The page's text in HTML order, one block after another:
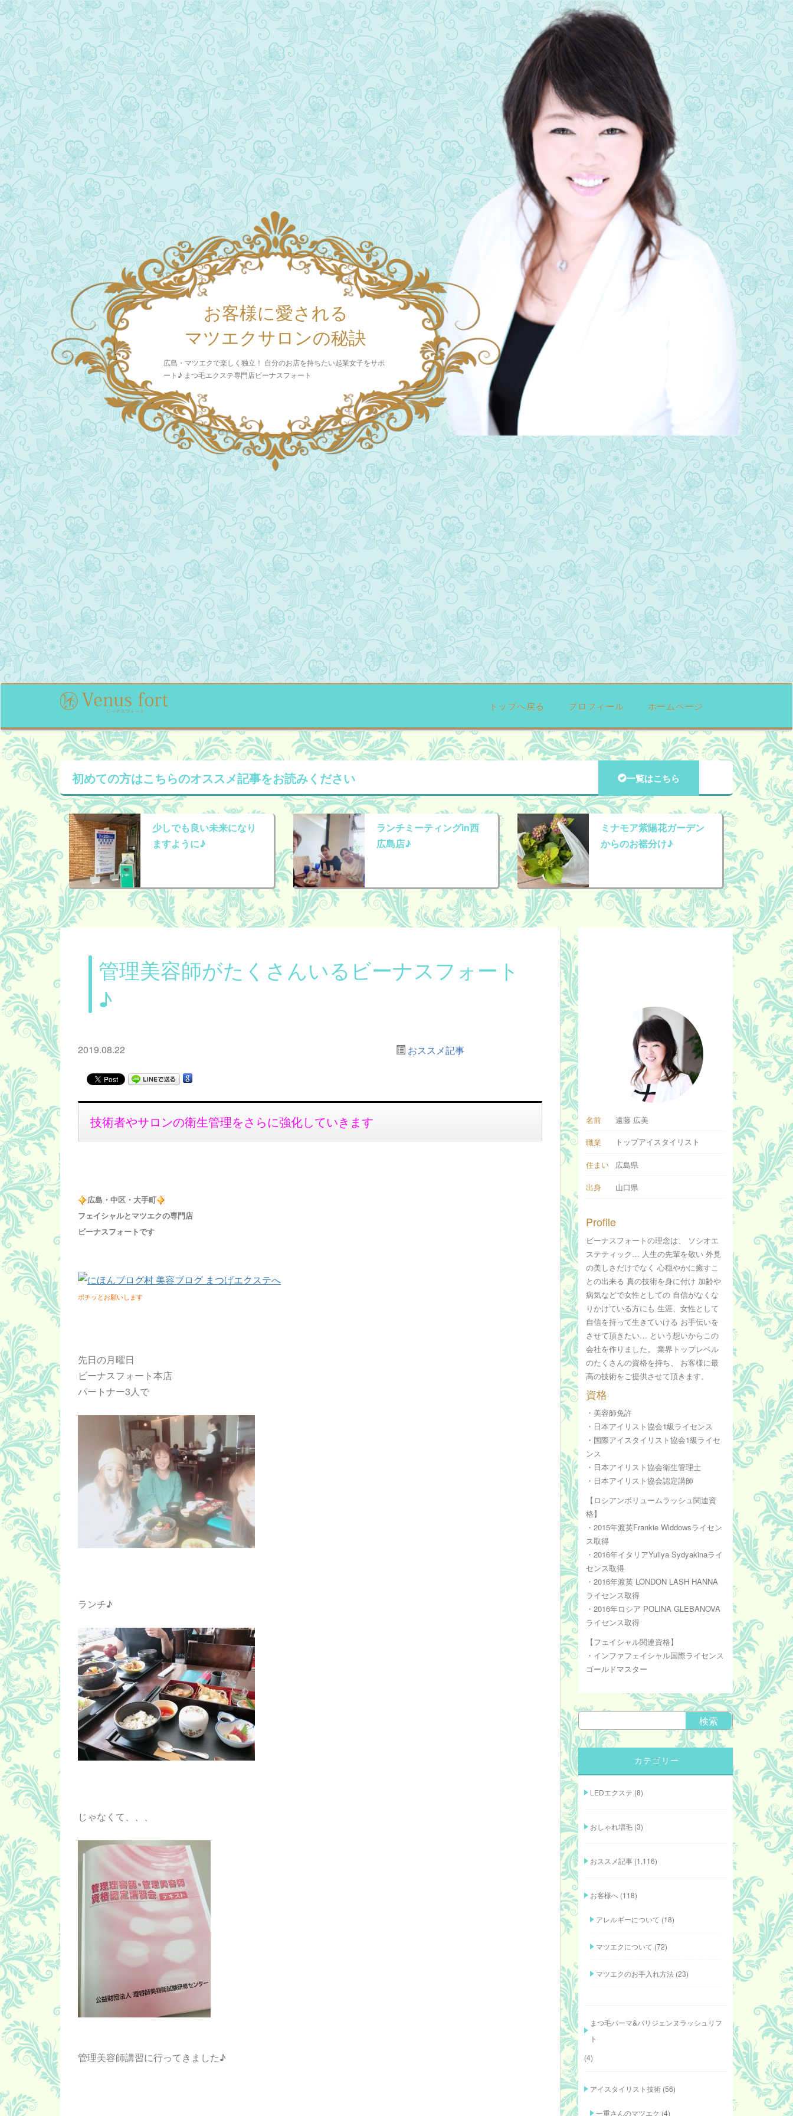
お客様に愛される
マツエクサロンの秘訣
広島・マツエクで楽しく独立！ 自分のお店を持ちたい起業女子をサポ
ート♪ まつ毛エクステ専門店ビーナスフォート
トップへ戻る プロフィール ホームページ
初めての方はこちらのオススメ記事をお読みください 一覧はこちら
少しでも良い未来になり
ますように♪
ランチミーティングin西
広島店♪
ミナモア紫陽花ガーデン
からのお裾分け♪
管理美容師がたくさんいるビーナスフォート
♪
2019.08.22 おススメ記事
技術者やサロンの衛生管理をさらに強化していきます
広島・中区・大手町
フェイシャルとマツエクの専門店
ビーナスフォートです
ポチッとお願いします
先日の月曜日
ビーナスフォート本店
パートナー3人で
ランチ♪
じゃなくて、、、
管理美容師講習に行ってきました♪
名前
遠藤 広美
職業
トップアイスタイリスト
住まい
広島県
出身
山口県
Profile
ビーナスフォートの理念は、 ソシオエ
ステティック… 人生の先輩を敬い 外見
の美しさだけでなく 心穏やかに癒すこ
との出来る 真の技術を身に付け 加齢や
病気などで女性としての 自信がなくな
りかけている方にも 生涯、女性として
自信を持って生きていける お手伝いを
させて頂きたい… という想いからこの
会社を作りました。 業界トップレベル
のたくさんの資格を持ち、 お客様に最
高の技術をご提供させて頂きます。
資格
・美容師免許
・日本アイリスト協会1級ライセンス
・国際アイスタイリスト協会1級ライセ
ンス
・日本アイリスト協会衛生管理士
・日本アイリスト協会認定講師
【ロシアンボリュームラッシュ関連資
格】
・2015年渡英Frankie Widdowsライセン
ス取得
・2016年イタリアYuliya Sydyakinaライ
センス取得
・2016年渡英 LONDON LASH HANNA
ライセンス取得
・2016年ロシア POLINA GLEBANOVA
ライセンス取得
【フェイシャル関連資格】
・インファフェイシャル国際ライセンス
ゴールドマスター
カテゴリー
LEDエクステ (8)
おしゃれ増毛(3)
おススメ記事(1,116)
お客様へ(118)
アレルギーについて (18)
マツエクについて (72)
マツエクのお手入れ方法(23)
まつ毛パーマ&パリジェンヌラッシュリフ
ト
(4)
アイスタイリスト技術(56)
一重さんのマツエク (4)